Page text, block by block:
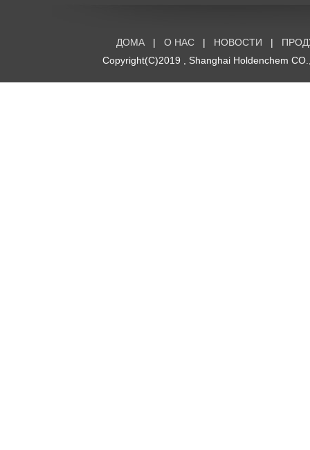
ДОМА | О НАС | НОВОСТИ |
Copyright(C)2019 , Shanghai Holdenchem